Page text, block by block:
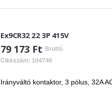
Ex9CR32 22 3P 415V
79 173 Ft Bruttó
Cikkszám: 104746
Irányváltó kontaktor, 3 pólus, 32A